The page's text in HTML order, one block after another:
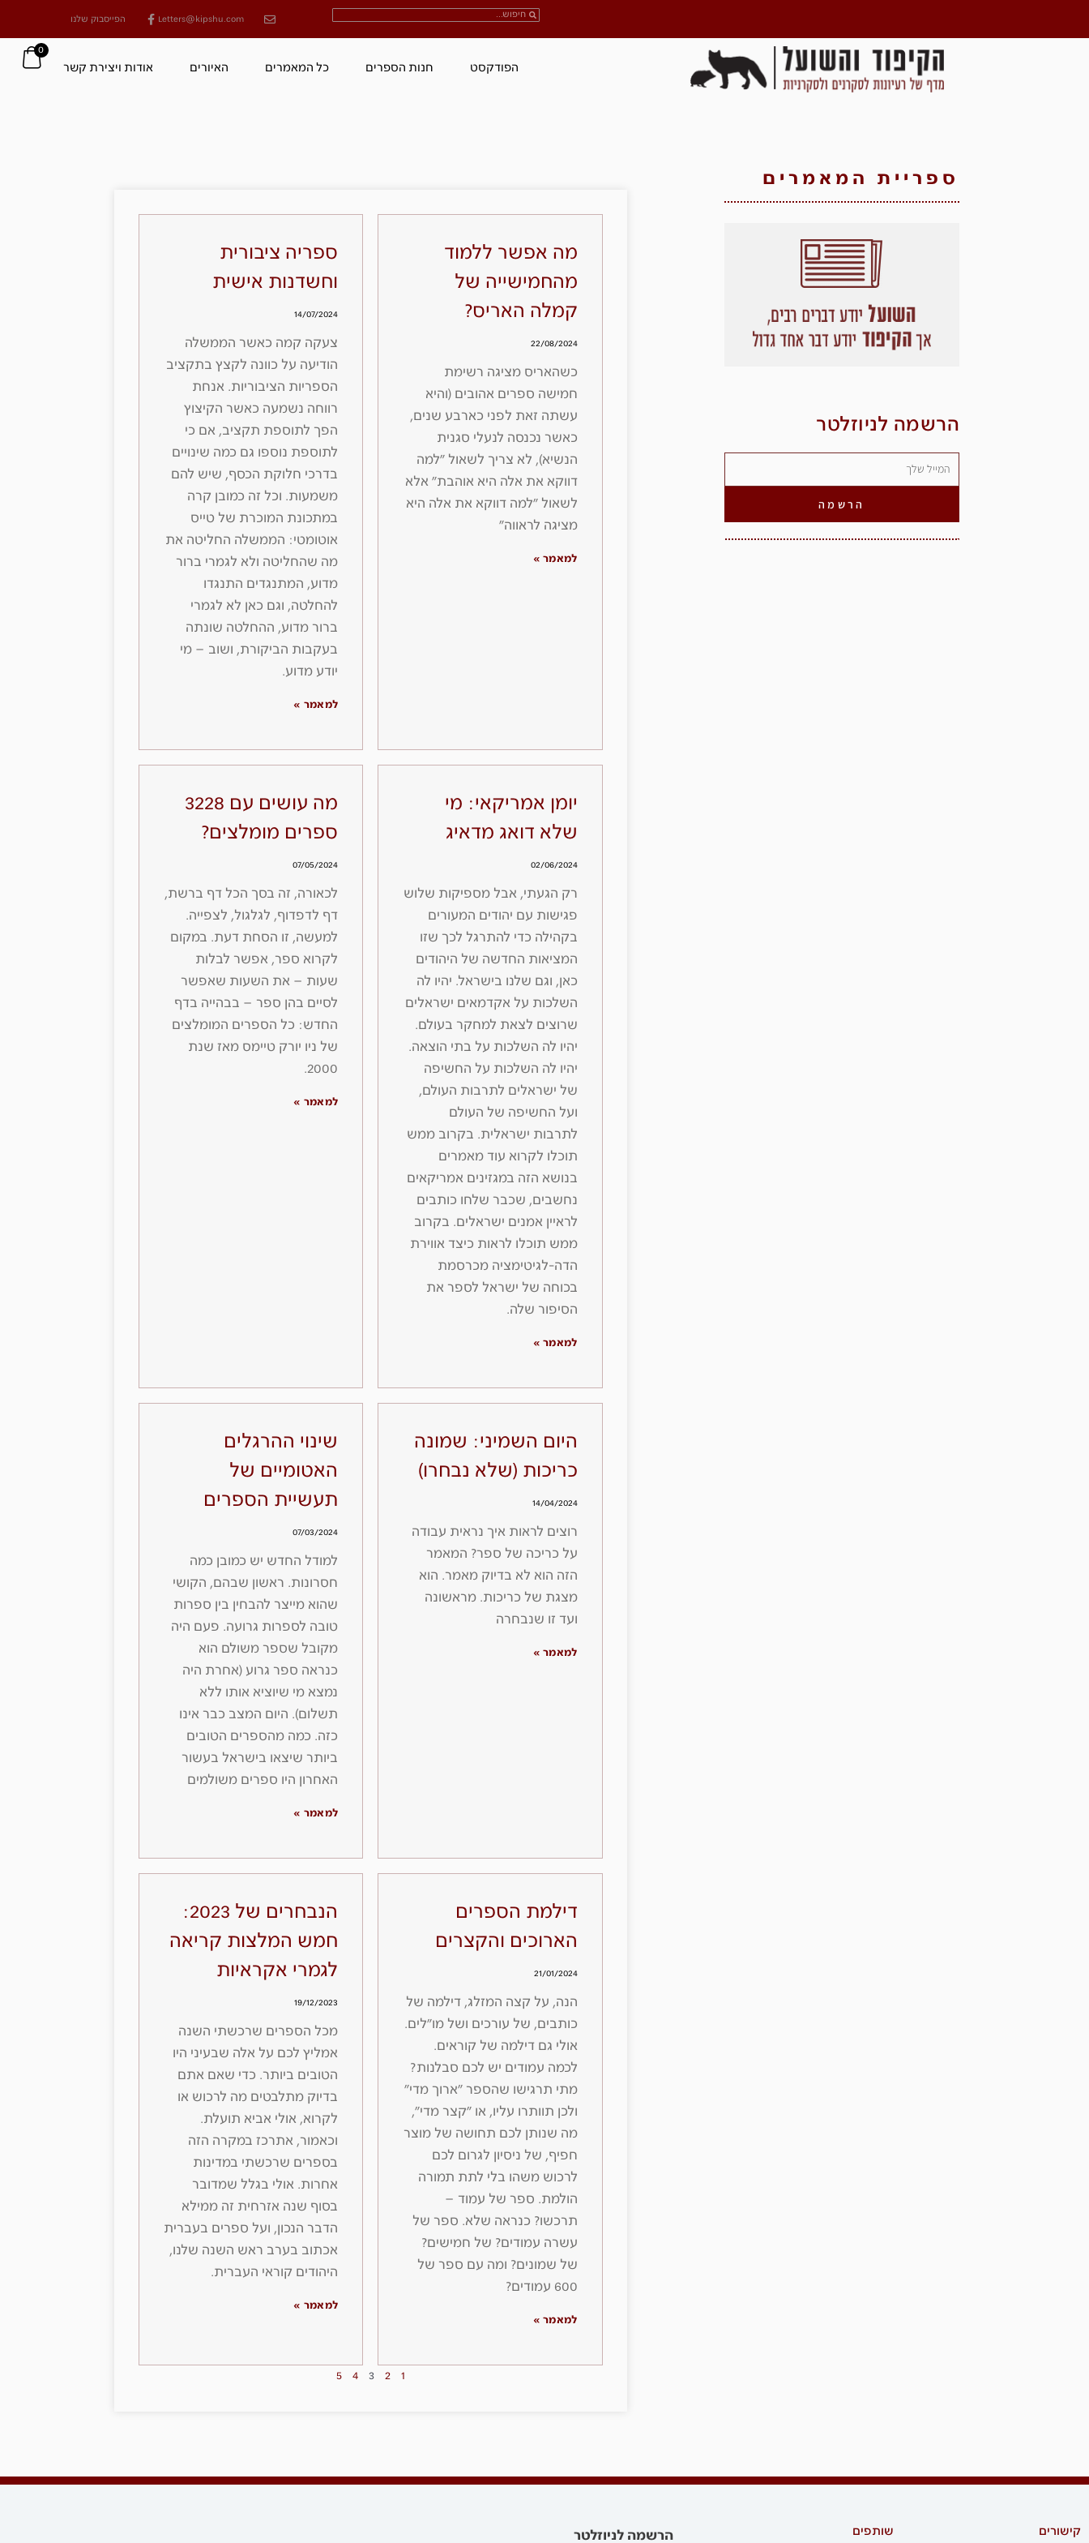
Letters@kipshu.com הפייסבוק שלנו
הפודקסט חנות הספרים כל המאמרים האיורים אודות ויצירת קשר
0
ספריית המאמרים
הרשמה לניוזלטר
הרשמה
מה אפשר ללמוד
מהחמישייה של
קמלה האריס?
22/08/2024
כשהאריס מציגה רשימת
חמישה ספרים אהובים (והיא
עשתה זאת לפני כארבע שנים,
כאשר נכנסה לנעלי סגנית
הנשיא), לא צריך לשאול ״למה
דווקא את אלה היא אוהבת״ אלא
לשאול ״למה דווקא את אלה היא
מציגה לראווה״
למאמר »
ספריה ציבורית
וחשדנות אישית
14/07/2024
צעקה קמה כאשר הממשלה
הודיעה על כוונה לקצץ בתקציב
הספריות הציבוריות. אנחת
רווחה נשמעה כאשר הקיצוץ
הפך לתוספת תקציב, אם כי
לתוספת נוספו גם כמה שינויים
בדרכי חלוקת הכסף, שיש להם
משמעות. וכל זה כמובן קרה
במתכונת המוכרת של טייס
אוטומטי: הממשלה החליטה את
מה שהחליטה ולא לגמרי ברור
מדוע, המתנגדים התנגדו
להחלטה, וגם כאן לא לגמרי
ברור מדוע, ההחלטה שונתה
בעקבות הביקורת, ושוב – מי
יודע מדוע.
למאמר »
יומן אמריקאי: מי
שלא דואג מדאיג
02/06/2024
רק הגעתי, אבל מספיקות שלוש
פגישות עם יהודים המעורים
בקהילה כדי להתרגל לכך שזו
המציאות החדשה של היהודים
כאן, וגם שלנו בישראל. יהיו לה
השלכות על אקדמאים ישראלים
שרוצים לצאת למחקר בעולם.
יהיו לה השלכות על בתי הוצאה.
יהיו לה השלכות על החשיפה
של ישראלים לתרבות העולם,
ועל החשיפה של העולם
לתרבות ישראלית. בקרוב ממש
תוכלו לקרוא עוד מאמרים
בנושא הזה במגזינים אמריקאים
נחשבים, שכבר שלחו כותבים
לראיין אמנים ישראלים. בקרוב
ממש תוכלו לראות כיצד אווירת
הדה-לגיטימציה מכרסמת
בכוחה של ישראל לספר את
הסיפור שלה.
למאמר »
מה עושים עם 3228
ספרים מומלצים?
07/05/2024
לכאורה, זה בסך הכל דף ברשת,
דף לדפדוף, לגלגול, לצפייה.
למעשה, זו הסחת דעת. במקום
לקרוא ספר, אפשר לבלות
שעות – את השעות שאפשר
לסיים בהן ספר – בבהייה בדף
החדש: כל הספרים המומלצים
של ניו יורק טיימס מאז שנת
2000.
למאמר »
היום השמיני: שמונה
כריכות (שלא נבחרו)
14/04/2024
רוצים לראות איך נראית עבודה
על כריכה של ספר? המאמר
הזה הוא לא בדיוק מאמר. הוא
מצגת של כריכות. מראשונה
ועד זו שנבחרה
למאמר »
שינוי ההרגלים
האטומיים של
תעשיית הספרים
07/03/2024
למודל החדש יש כמובן כמה
חסרונות. ראשון שבהם, הקושי
שהוא מייצר להבחין בין ספרות
טובה לספרות גרועה. פעם היה
מקובל שספר משולם הוא
כנראה ספר גרוע (אחרת היה
נמצא מי שיוציא אותו ללא
תשלום). היום המצב כבר אינו
כזה. כמה מהספרים הטובים
ביותר שיצאו בישראל בעשור
האחרון היו ספרים משולמים
למאמר »
דילמת הספרים
הארוכים והקצרים
21/01/2024
הנה, על קצה המזלג, דילמה של
כותבים, של עורכים ושל מו״לים.
אולי גם דילמה של קוראים.
לכמה עמודים יש לכם סבלנות?
מתי תרגישו שהספר ״ארוך מדי״
ולכן תוותרו עליו, או ״קצר מדי״,
מה שנותן לכם תחושה של מוצר
חפיף, של ניסיון לגרום לכם
לרכוש משהו בלי לתת תמורה
הולמת. ספר של עמוד –
תרכשו? כנראה שלא. ספר של
עשרה עמודים? של חמישים?
של שמונים? ומה עם ספר של
600 עמודים?
למאמר »
הנבחרים של 2023:
חמש המלצות קריאה
לגמרי אקראיות
19/12/2023
מכל הספרים שרכשתי השנה
אמליץ לכם על אלה שבעיני היו
הטובים ביותר. כדי שאם אתם
בדיוק מתלבטים מה לרכוש או
לקרוא, אולי אביא תועלת.
וכאמור, אתרכז במקרה הזה
בספרים שרכשתי במדינות
אחרות. אולי בגלל שמדובר
בסוף שנה אזרחית זה ממילא
הדבר הנכון, ועל ספרים בעברית
אכתוב בערב ראש השנה שלנו,
היהודים קוראי העברית.
למאמר »
1
2
3
4
5
קישורים שותפים הרשמה לניוזלטר